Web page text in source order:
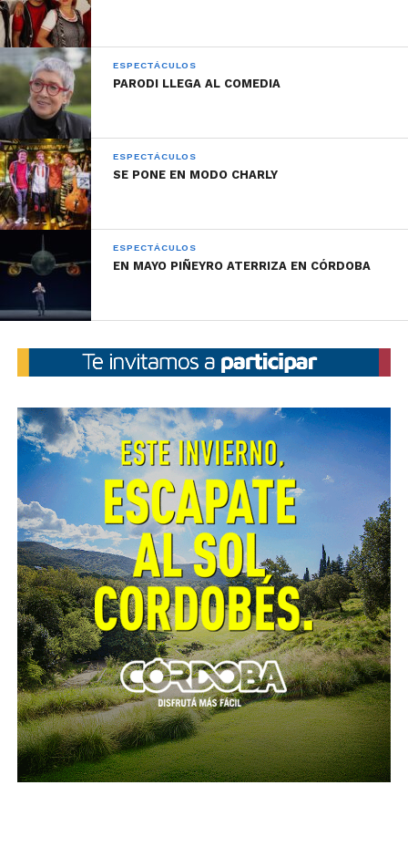
ESPECTÁCULOS
PARODI LLEGA AL COMEDIA
ESPECTÁCULOS
SE PONE EN MODO CHARLY
ESPECTÁCULOS
EN MAYO PIÑEYRO ATERRIZA EN CÓRDOBA